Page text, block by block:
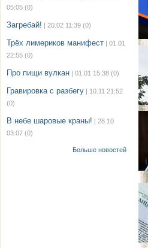
05:05 (0)
Загребай! | 20.02 11:39 (0)
Трёх лимериков манифест | 01.01
22:55 (0)
Про пищи вулкан | 01.01 15:38 (0)
Гравировка с разбегу | 10.11 21:52
(0)
В небе шаровые краны! | 28.10
03:07 (0)
Больше новостей